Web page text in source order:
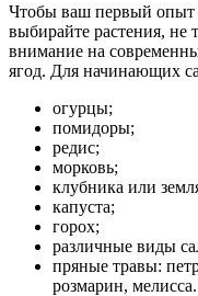
Чтобы ваш первый опыт
выбирайте растения, не
внимание на
ягод. Для начинающих
огурцы;
помидоры;
редис;
морковь;
клубника или
капуста;
горох;
различные виды
пряные травы:
розмарин, мелисса.